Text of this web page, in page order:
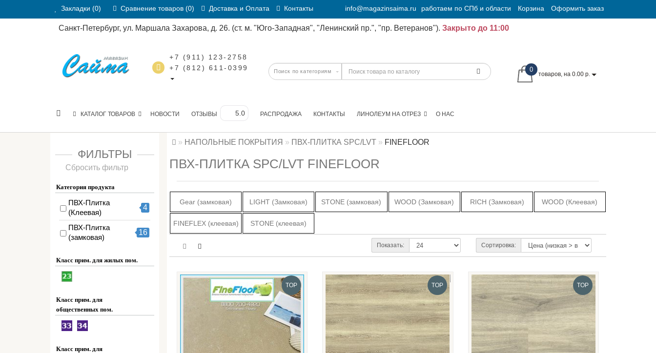
Закладки (0) Сравнение товаров (0) Доставка и Оплата Контакты info@magazinsaima.ru работаем по СПб и области Корзина Оформить заказ
Санкт-Петербург, ул. Маршала Захарова, д. 26. (ст. м. "Юго-Западная", "Ленинский пр.", "пр. Ветеранов"). Закрыто до 11:00
+7 (911) 123-2758
+7 (812) 611-0399
0
товаров, на 0.00 р.
КАТАЛОГ ТОВАРОВ НОВОСТИ ОТЗЫВЫ РАСПРОДАЖА КОНТАКТЫ О НАС
ЛИНОЛЕУМ НА ОТРЕЗ
ФИЛЬТРЫ
Сбросить фильтр
Категория продукта
ПВХ-Плитка
(Клеевая)
4
ПВХ-Плитка
(замковая)
16
Класс прим. для жилых пом.
Класс прим. для
общественных пом.
Класс прим. для
НАПОЛЬНЫЕ ПОКРЫТИЯ ПВХ-ПЛИТКА SPC/LVT FINEFLOOR
ПВХ-ПЛИТКА SPC/LVT FINEFLOOR
Gear (замковая) LIGHT (Замковая) STONE (замковая) WOOD (Замковая) RICH (Замковая) WOOD (Клеевая)
FINEFLEX (клеевая) STONE (клеевая)
Сортировка:
Показать:
TOP TOP TOP